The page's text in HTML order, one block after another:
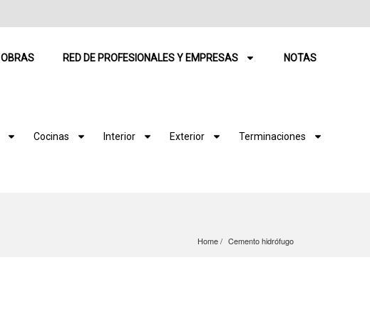
OBRAS RED DE PROFESIONALES Y EMPRESAS NOTAS
Cocinas Interior Exterior Terminaciones
Home Cemento hidrófugo